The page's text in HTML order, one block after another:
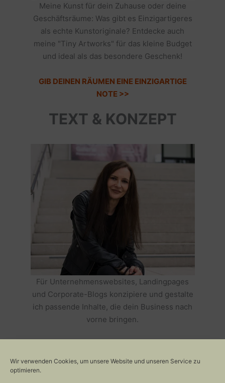
Wir verwenden Cookies, um unsere Website und unseren Service zu
optimieren.
Meine Kunst für dein Zuhause oder deine
Geschäftsräume: Was gibt es Einzigartigeres
als echte Kunstoriginale? Entdecke auch
meine "Tiny Artworks" für das kleine Budget
und ideal als das besondere Geschenk!
GIB DEINEN RÄUMEN EINE EINZIGARTIGE
NOTE >>
TEXT & KONZEPT
Für Unternehmenswebsites, Landingpages
und Corporate-Blogs konzipiere und gestalte
ich passende Inhalte, die dein Business nach
vorne bringen.
ERFOLGREICH MACHEN >>